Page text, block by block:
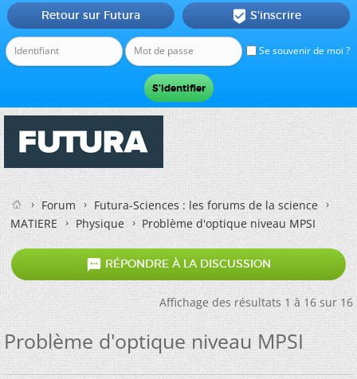
Se souvenir de moi ?
Retour sur Futura  S'inscrire
Forum
Futura-Sciences : les forums de la science
MATIERE
Physique Problème d'optique niveau MPSI
 RÉPONDRE À LA DISCUSSION
Affichage des résultats 1 à 16 sur 16
Problème d'optique niveau MPSI